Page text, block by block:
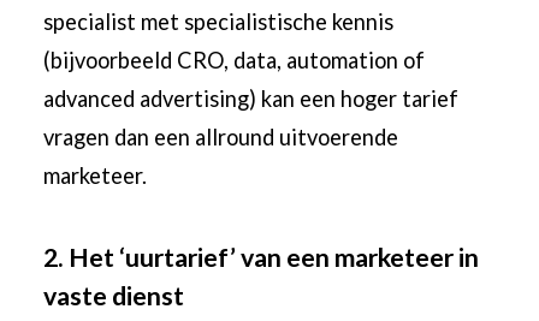
specialist met specialistische kennis
(bijvoorbeeld CRO, data, automation of
advanced advertising) kan een hoger tarief
vragen dan een allround uitvoerende
marketeer.
2. Het ‘uurtarief’ van een marketeer in
vaste dienst